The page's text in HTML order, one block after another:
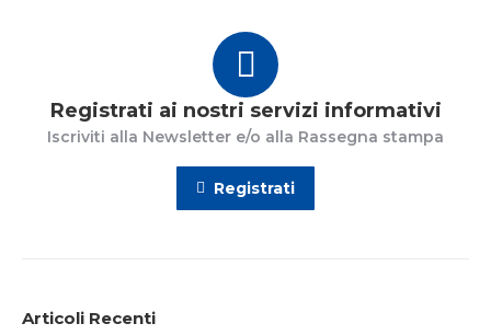
Registrati ai nostri servizi informativi
Iscriviti alla Newsletter e/o alla Rassegna stampa
Registrati
Articoli Recenti